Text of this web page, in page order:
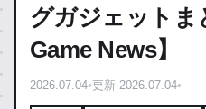
グガジェットま
Game News】
2026.07.04•更新 2026.07.04•